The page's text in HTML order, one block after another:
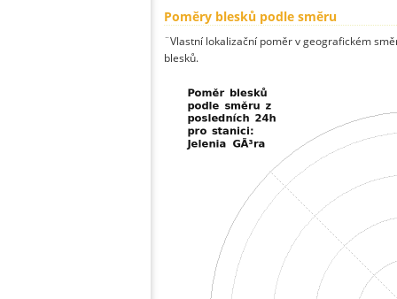
Poměry blesků podle směru
¨Vlastní lokalizační poměr v geografickém
blesků.